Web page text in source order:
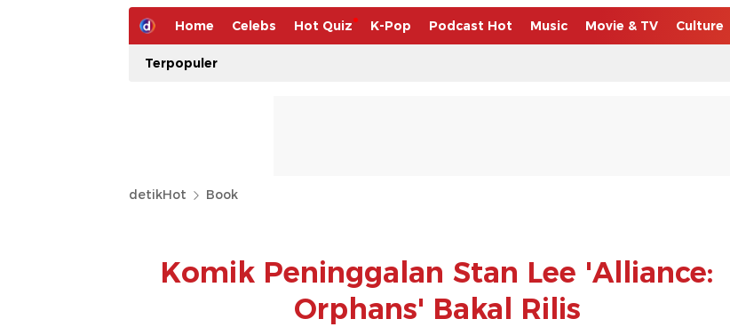
Home Celebs Hot Quiz K-Pop Podcast Hot Music Movie & TV Culture
Terpopuler
detikHot Book
Komik Peninggalan Stan Lee 'Alliance:
Orphans' Bakal Rilis